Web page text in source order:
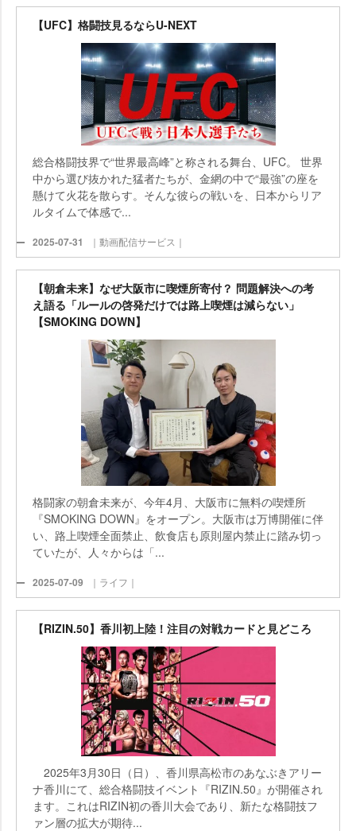
【UFC】格闘技見るならU-NEXT
総合格闘技界で“世界最高峰”と称される舞台、UFC。 世界
中から選び抜かれた猛者たちが、金網の中で“最強”の座を
懸けて火花を散らす。そんな彼らの戦いを、日本からリア
ルタイムで体感で...
2025-07-31 ｜動画配信サービス｜
【朝倉未来】なぜ大阪市に喫煙所寄付？ 問題解決への考
え語る「ルールの啓発だけでは路上喫煙は減らない」
【SMOKING DOWN】
格闘家の朝倉未来が、今年4月、大阪市に無料の喫煙所
『SMOKING DOWN』をオープン。大阪市は万博開催に伴
い、路上喫煙全面禁止、飲食店も原則屋内禁止に踏み切っ
ていたが、人々からは「...
2025-07-09 ｜ライフ｜
【RIZIN.50】香川初上陸！注目の対戦カードと見どころ
2025年3月30日（日）、香川県高松市のあなぶきアリー
ナ香川にて、総合格闘技イベント『RIZIN.50』が開催され
ます。これはRIZIN初の香川大会であり、新たな格闘技フ
ァン層の拡大が期待...